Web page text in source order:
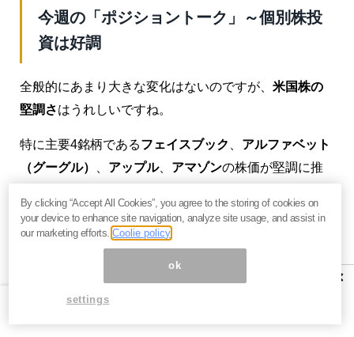
今週の「ポジショントーク」～個別株投
資は好調
全般的にあまり大きな変化はないのですが、 米国株の
堅調さはうれしいですね。
特に主要4銘柄であるフェイスブック
アルファベット
（グーグル）
アップル、 アマゾンの株価が堅調に推
柄を保有していないと、話にならないでしょう。
ということで、これらの銘柄が上昇しているうちは、
なんもしなくてもよいということになります。
エネルギー株がなかなか上げてくれないので、じれっ
たいところもありますが、これらは配当利回りが良い
×
By clicking “Accept All Cookies”, you agree to the storing of cookies on
your device to enhance site navigation, analyze site usage, and assist in
our marketing efforts.Coolie policy
ok
settings